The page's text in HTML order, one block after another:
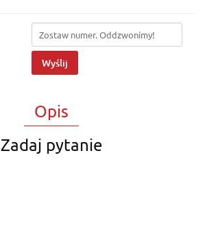
Wyślij
Opis
Zadaj pytanie